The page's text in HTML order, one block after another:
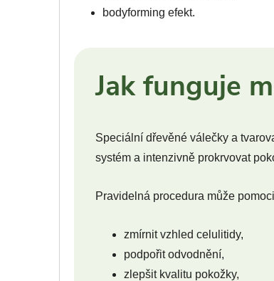
bodyforming efekt.
Jak funguje
Speciální dřevěné válečky a
systém a intenzivně prokrvovat
Pravidelná procedura může
zmírnit vzhled celulitidy,
podpořit odvodnění,
zlepšit kvalitu pokožky,